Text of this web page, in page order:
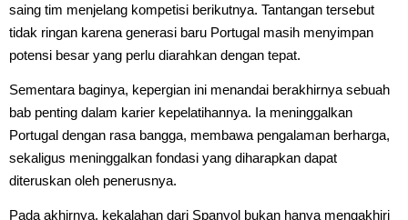
saing tim menjelang kompetisi berikutnya. Tantangan tersebut
tidak ringan karena generasi baru Portugal masih menyimpan
potensi besar yang perlu diarahkan dengan tepat.
Sementara baginya, kepergian ini menandai berakhirnya sebuah
bab penting dalam karier kepelatihannya. Ia meninggalkan
Portugal dengan rasa bangga, membawa pengalaman berharga,
sekaligus meninggalkan fondasi yang diharapkan dapat
diteruskan oleh penerusnya.
Pada akhirnya, kekalahan dari Spanyol bukan hanya mengakhiri